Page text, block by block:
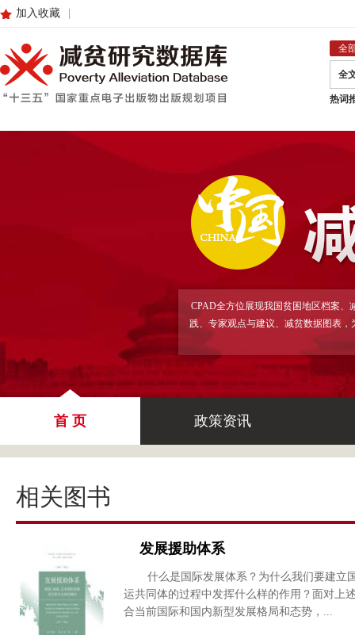
加入收藏
全
全
热词
CPAD全方位展现我国贫困地区档案
践、专家观点与建议、减贫数据图表
首 页 政策资讯
相关图书
发展援助体系
什么是国际发展体系？为什么我们要建立
运共同体的过程中发挥什么样的作用？面对上
合当前国际和国内新型发展格局和态势，...